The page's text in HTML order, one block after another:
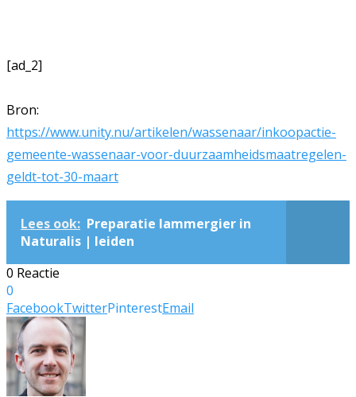
[ad_2]
Bron:
https://www.unity.nu/artikelen/wassenaar/inkoopactie-
gemeente-wassenaar-voor-duurzaamheidsmaatregelen-
geldt-tot-30-maart
Lees ook: Preparatie lammergier in
Naturalis | leiden
0 Reactie
0
FacebookTwitterPinterestEmail